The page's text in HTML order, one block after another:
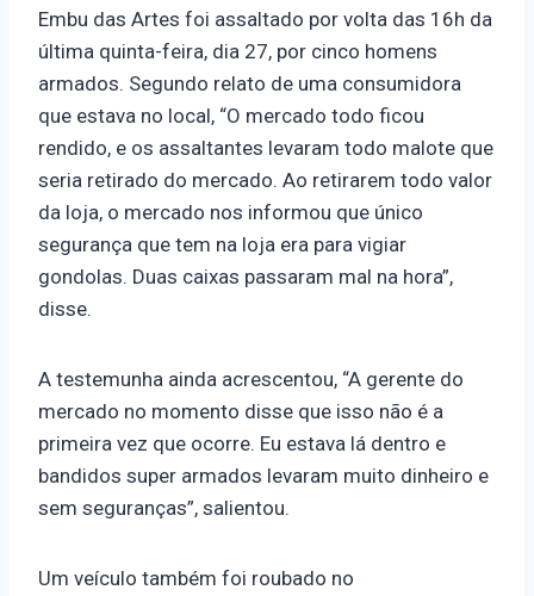
Embu das Artes foi assaltado por volta das 16h da
última quinta-feira, dia 27, por cinco homens
armados. Segundo relato de uma consumidora
que estava no local, “O mercado todo ficou
rendido, e os assaltantes levaram todo malote que
seria retirado do mercado. Ao retirarem todo valor
da loja, o mercado nos informou que único
segurança que tem na loja era para vigiar
gondolas. Duas caixas passaram mal na hora”,
disse.
A testemunha ainda acrescentou, “A gerente do
mercado no momento disse que isso não é a
primeira vez que ocorre. Eu estava lá dentro e
bandidos super armados levaram muito dinheiro e
sem seguranças”, salientou.
Um veículo também foi roubado no